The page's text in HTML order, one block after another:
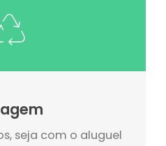
seja com o aluguel